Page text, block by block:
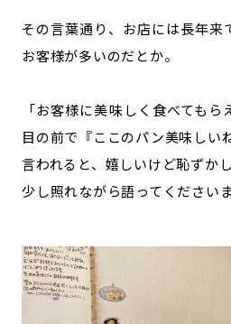
その言葉通り、お店には長年来
お客様が多いのだとか。
「お客様に美味しく食べてもら
目の前で『ここのパン美味しい
言われると、嬉しいけど恥ずか
少し照れながら語ってくださいま